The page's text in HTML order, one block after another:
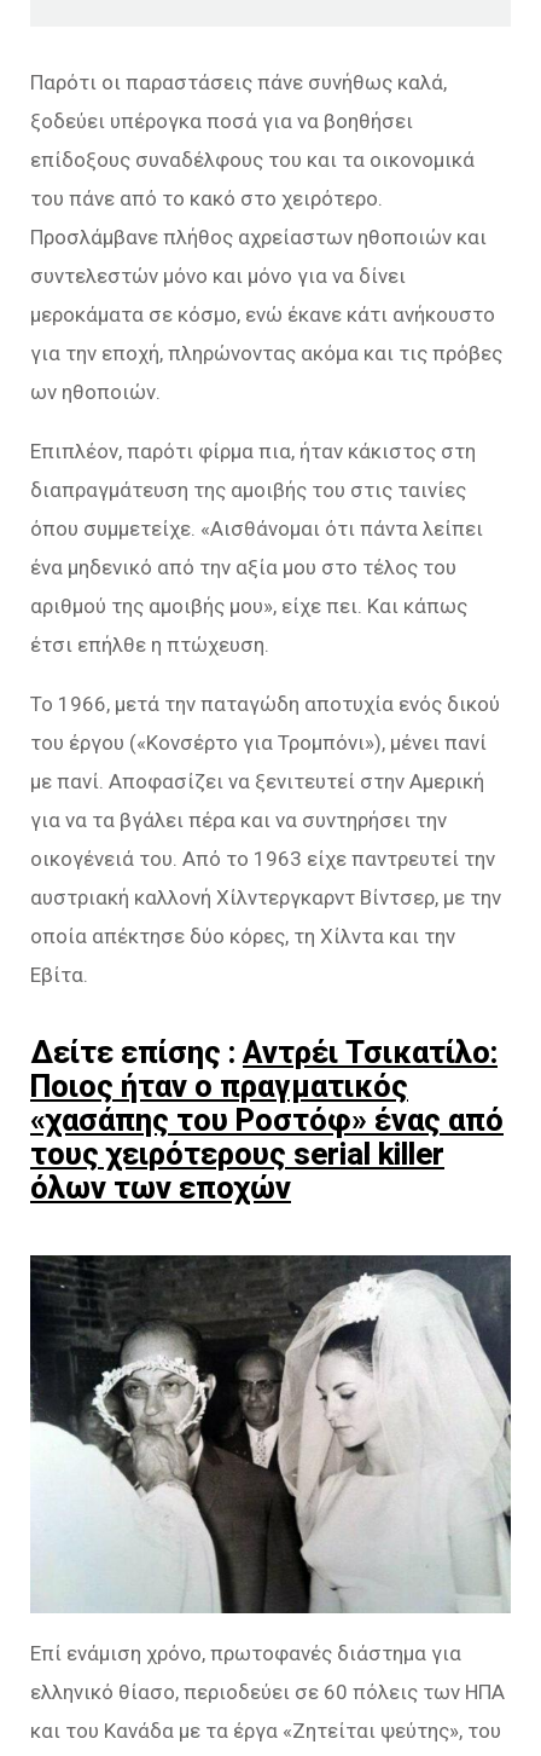
Παρότι οι παραστάσεις πάνε συνήθως καλά,
ξοδεύει υπέρογκα ποσά για να βοηθήσει
επίδοξους συναδέλφους του και τα οικονομικά
του πάνε από το κακό στο χειρότερο.
Προσλάμβανε πλήθος αχρείαστων ηθοποιών και
συντελεστών μόνο και μόνο για να δίνει
μεροκάματα σε κόσμο, ενώ έκανε κάτι ανήκουστο
για την εποχή, πληρώνοντας ακόμα και τις πρόβες
ων ηθοποιών.
Επιπλέον, παρότι φίρμα πια, ήταν κάκιστος στη
διαπραγμάτευση της αμοιβής του στις ταινίες
όπου συμμετείχε. «Αισθάνομαι ότι πάντα λείπει
ένα μηδενικό από την αξία μου στο τέλος του
αριθμού της αμοιβής μου», είχε πει. Και κάπως
έτσι επήλθε η πτώχευση.
Το 1966, μετά την παταγώδη αποτυχία ενός δικού
του έργου («Κονσέρτο για Τρομπόνι»), μένει πανί
με πανί. Αποφασίζει να ξενιτευτεί στην Αμερική
για να τα βγάλει πέρα και να συντηρήσει την
οικογένειά του. Από το 1963 είχε παντρευτεί την
αυστριακή καλλονή Χίλντεργκαρντ Βίντσερ, με την
οποία απέκτησε δύο κόρες, τη Χίλντα και την
Εβίτα.
Δείτε επίσης : Αντρέι Τσικατίλο:
Ποιος ήταν ο πραγματικός
«χασάπης του Ροστόφ» ένας από
τους χειρότερους serial killer
όλων των εποχών
Επί ενάμιση χρόνο, πρωτοφανές διάστημα για
ελληνικό θίασο, περιοδεύει σε 60 πόλεις των ΗΠΑ
και του Κανάδα με τα έργα «Ζητείται ψεύτης», του